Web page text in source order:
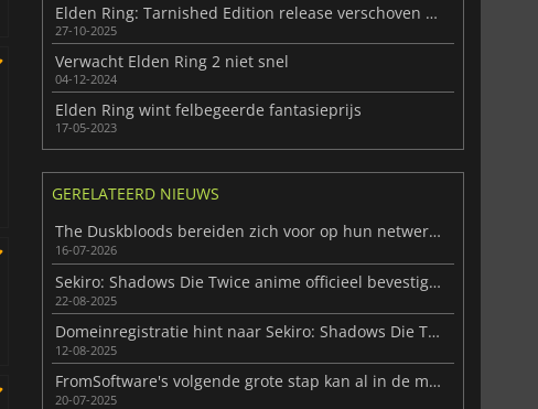
Elden Ring: Tarnished Edition release verschoven naar 2026
27-10-2025
Verwacht Elden Ring 2 niet snel
04-12-2024
Elden Ring wint felbegeerde fantasieprijs
17-05-2023
GERELATEERD NIEUWS
The Duskbloods bereiden zich voor op hun netwerktest
16-07-2026
Sekiro: Shadows Die Twice anime officieel bevestigd op Gamescom
22-08-2025
Domeinregistratie hint naar Sekiro: Shadows Die Twice anime adaptatie
12-08-2025
FromSoftware's volgende grote stap kan al in de maak zijn
20-07-2025